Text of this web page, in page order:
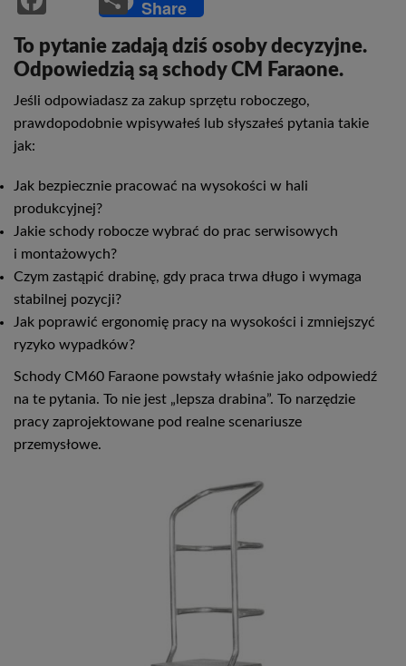
Share
To pytanie zadają dziś osoby decyzyjne.
Odpowiedzią są schody CM Faraone.
Jeśli odpowiadasz za zakup sprzętu roboczego,
prawdopodobnie wpisywałeś lub słyszałeś pytania takie
jak:
Jak bezpiecznie pracować na wysokości w hali
produkcyjnej?
Jakie schody robocze wybrać do prac serwisowych
i montażowych?
Czym zastąpić drabinę, gdy praca trwa długo i wymaga
stabilnej pozycji?
Jak poprawić ergonomię pracy na wysokości i zmniejszyć
ryzyko wypadków?
Schody CM60 Faraone powstały właśnie jako odpowiedź
na te pytania. To nie jest „lepsza drabina”. To narzędzie
pracy zaprojektowane pod realne scenariusze
przemysłowe.